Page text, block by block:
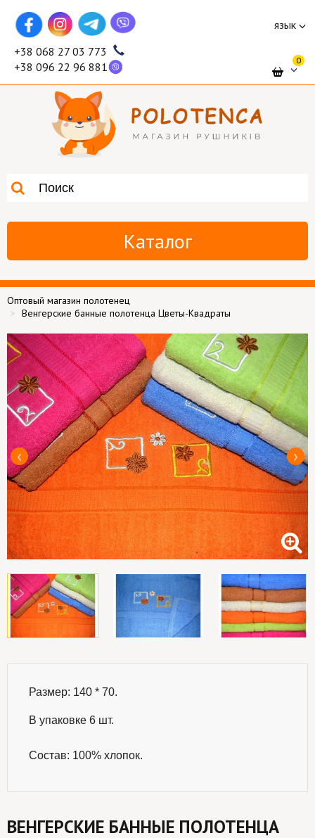
язык
+38 068 27 03 773
+38 096 22 96 881
0
Каталог
Оптовый магазин полотенец
Венгерские банные полотенца Цветы-Квадраты
Размер: 140 * 70.
В упаковке 6 шт.
Состав: 100% хлопок.
ВЕНГЕРСКИЕ БАННЫЕ ПОЛОТЕНЦА